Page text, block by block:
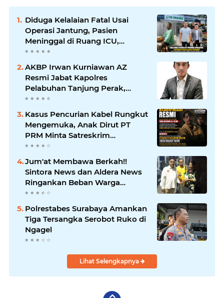
Diduga Kelalaian Fatal Usai
Operasi Jantung, Pasien
Meninggal di Ruang ICU,
Keluarga Tuntut RSUD dr.
Soewandhie Bertanggung
Jawab
AKBP Irwan Kurniawan AZ
Resmi Jabat Kapolres
Pelabuhan Tanjung Perak,
Pimpinan Redaksi
HarianMataBerita.com
Sampaikan Ucapan Selamat
Kasus Pencurian Kabel Rungkut
Mengemuka, Anak Dirut PT
PRM Minta Satreskrim
Polrestabes Surabaya Usut
Hingga Tuntas
Jum'at Membawa Berkah!!
Sintora News dan Aldera News
Ringankan Beban Warga
Bangkitkan Pelaku UMKM
Polrestabes Surabaya Amankan
Tiga Tersangka Serobot Ruko di
Ngagel
Lihat Selengkapnya